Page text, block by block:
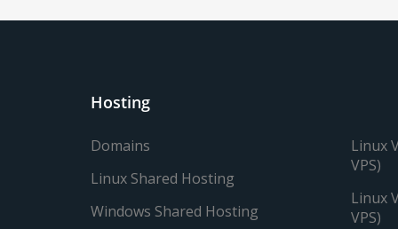
Hosting
Domains
Linux Shared Hosting
Windows Shared Hosting
Linux
VPS)
Linux
VPS)